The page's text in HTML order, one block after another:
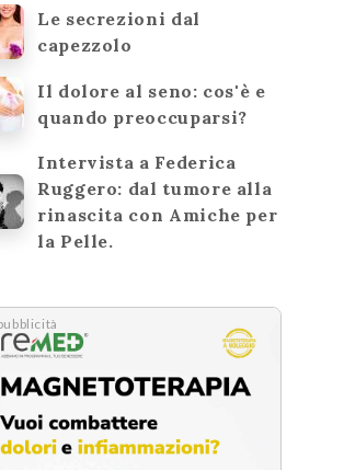
Le secrezioni dal
capezzolo
Il dolore al seno: cos'è e
quando preoccuparsi?
Intervista a Federica
Ruggero: dal tumore alla
rinascita con Amiche per
la Pelle.